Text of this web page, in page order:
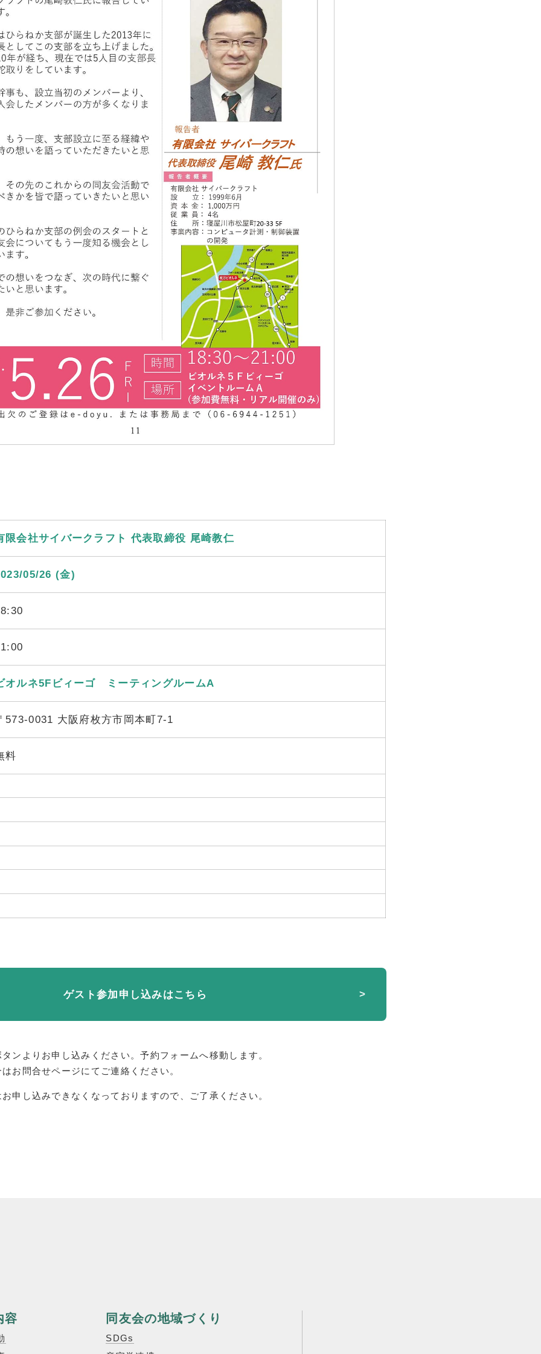
事務局のご案内
コンテンツ
コラム
ニュース
書籍紹介
06-6941-8352
大阪市中央区農人橋2丁目-1-30 谷町八木ビル4F
限会社サイバークラフト 代表取締役 尾崎教仁
05/26 (金)
オルネ5Fビィーゴ ミーティングルームA
573-0031 大阪府枚方市岡本町7-1
料
ゲスト参加申し込みはこちら
ンよりお申し込みください。予約フォームへ移動します。
お問合せページにてご連絡ください。
申し込みできなくなっておりますので、ご了承ください。
容 同友会の地域づくり
SDGs